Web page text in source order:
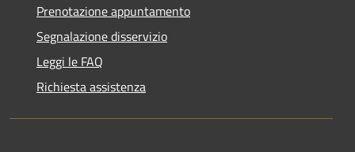
Prenotazione appuntamento
Segnalazione disservizio
Leggi le FAQ
Richiesta assistenza